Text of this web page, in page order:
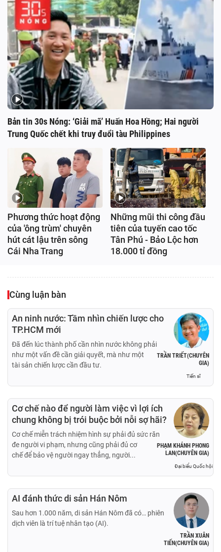
Bản tin 30s Nóng: ‘Giải mã’ Huấn Hoa Hồng; Hai người
Trung Quốc chết khi truy đuổi tàu Philippines
Phương thức hoạt động
của 'ông trùm' chuyên
hút cát lậu trên sông
Cái Nha Trang
Những mũi thi công đầu
tiên của tuyến cao tốc
Tân Phú - Bảo Lộc hơn
18.000 tỉ đồng
Cùng luận bàn
TRẦN TRIẾT(CHUYÊN
GIA)
Tiến sĩ
An ninh nước: Tầm nhìn chiến lược cho
TP.HCM mới
Đã đến lúc thành phố cần nhìn nước không phải
như một vấn đề cần giải quyết, mà như một
tài sản chiến lược cần đầu tư.
PHẠM KHÁNH PHONG
LAN(CHUYÊN GIA)
Đại biểu Quốc hội
Cơ chế nào để người làm việc vì lợi ích
chung không bị trói buộc bởi nỗi sợ hãi?
Cơ chế miễn trách nhiệm hình sự phải đủ sức răn
đe người vi phạm, nhưng cũng phải đủ cơ
chế để bảo vệ người ngay thẳng, người...
TRẦN XUÂN
TIẾN(CHUYÊN GIA)
AI đánh thức di sản Hán Nôm
Sau hơn 1.000 năm, di sản Hán Nôm đã có… phiên
dịch viên là trí tuệ nhân tạo (AI).